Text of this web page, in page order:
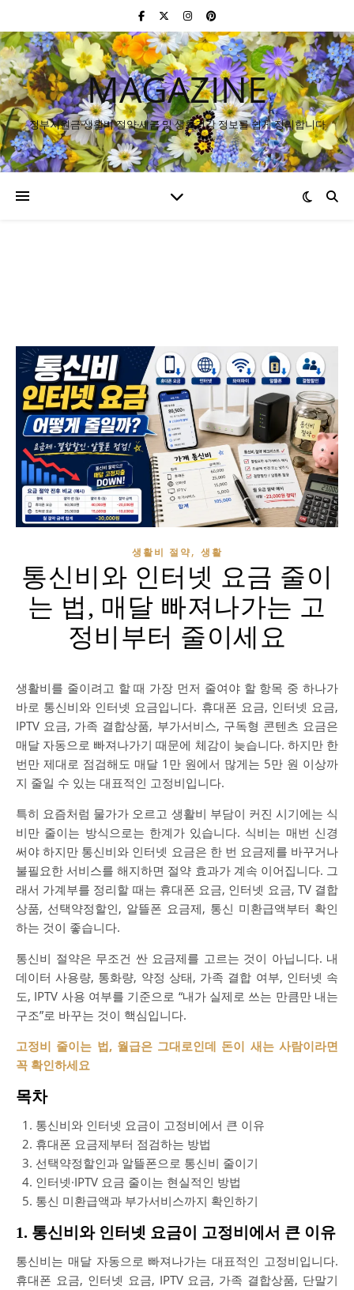
MAGAZINE
정부지원금·생활비 절약·세금 및 생활건강 정보를 쉽게 정리합니다
생활비 절약, 생활
통신비와 인터넷 요금 줄이
는 법, 매달 빠져나가는 고
정비부터 줄이세요
생활비를 줄이려고 할 때 가장 먼저 줄여야 할 항목 중 하나가
바로 통신비와 인터넷 요금입니다. 휴대폰 요금, 인터넷 요금,
IPTV 요금, 가족 결합상품, 부가서비스, 구독형 콘텐츠 요금은
매달 자동으로 빠져나가기 때문에 체감이 늦습니다. 하지만 한
번만 제대로 점검해도 매달 1만 원에서 많게는 5만 원 이상까
지 줄일 수 있는 대표적인 고정비입니다.
특히 요즘처럼 물가가 오르고 생활비 부담이 커진 시기에는 식
비만 줄이는 방식으로는 한계가 있습니다. 식비는 매번 신경
써야 하지만 통신비와 인터넷 요금은 한 번 요금제를 바꾸거나
불필요한 서비스를 해지하면 절약 효과가 계속 이어집니다. 그
래서 가계부를 정리할 때는 휴대폰 요금, 인터넷 요금, TV 결합
상품, 선택약정할인, 알뜰폰 요금제, 통신 미환급액부터 확인
하는 것이 좋습니다.
통신비 절약은 무조건 싼 요금제를 고르는 것이 아닙니다. 내
데이터 사용량, 통화량, 약정 상태, 가족 결합 여부, 인터넷 속
도, IPTV 사용 여부를 기준으로 “내가 실제로 쓰는 만큼만 내는
구조”로 바꾸는 것이 핵심입니다.
고정비 줄이는 법, 월급은 그대로인데 돈이 새는 사람이라면
꼭 확인하세요
목차
통신비와 인터넷 요금이 고정비에서 큰 이유
휴대폰 요금제부터 점검하는 방법
선택약정할인과 알뜰폰으로 통신비 줄이기
인터넷·IPTV 요금 줄이는 현실적인 방법
통신 미환급액과 부가서비스까지 확인하기
1. 통신비와 인터넷 요금이 고정비에서 큰 이유
통신비는 매달 자동으로 빠져나가는 대표적인 고정비입니다.
휴대폰 요금, 인터넷 요금, IPTV 요금, 가족 결합상품, 단말기